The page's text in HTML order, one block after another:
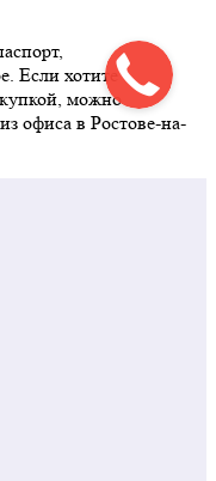
Если хотите
можно
офиса в Ростове-на-